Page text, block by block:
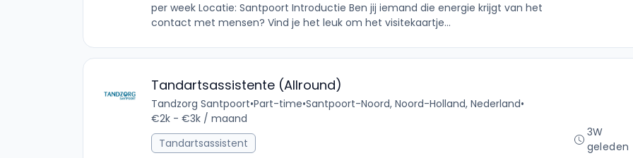
per week Locatie: Santpoort Introductie Ben jij iemand die energie krijgt van het
contact met mensen? Vind je het leuk om het visitekaartje...
Tandartsassistente (Allround)
Tandzorg Santpoort•Part-time•Santpoort-Noord, Noord-Holland, Nederland•
€2k - €3k / maand
Tandartsassistent
3W
geleden